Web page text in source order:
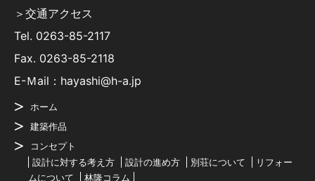
＞交通アクセス
Tel. 0263-85-2117
Fax. 0263-85-2118
E-Ｍail：hayashi@h-a.jp
ホーム
建築作品
コンセプト
設計に対する考え方
設計の進め方 別荘について
リフォー
ムについて
林隆コラム